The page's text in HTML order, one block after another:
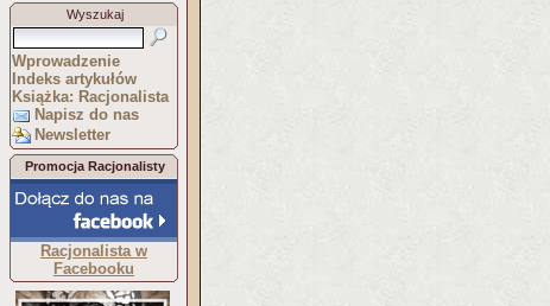
Wyszukaj
Wprowadzenie
Indeks artykułów
Książka: Racjonalista
Napisz do nas
Newsletter
Promocja Racjonalisty
Racjonalista w
Facebooku